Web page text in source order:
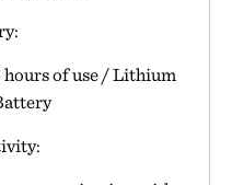
of use / Lithium